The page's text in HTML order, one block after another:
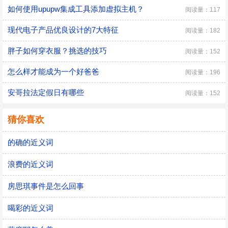
如何使用upupw集成工具添加虚拟主机？ 阅读量：117
现代电子产品优良设计的7大特征 阅读量：182
胖子如何穿衣服？挑选的技巧 阅读量：152
怎么样才能成为一个好爸爸 阅读量：196
安哥拉法定假日有哪些 阅读量：152
猜你喜欢
的确的近义词
浪费的近义词
房思琪事件是怎么回事
喝彩的近义词